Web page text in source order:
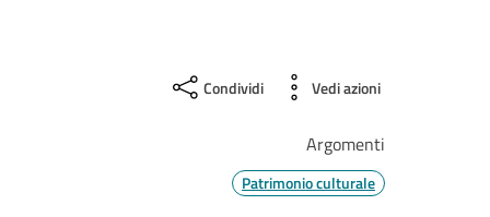
Condividi Vedi azioni
Argomenti
Patrimonio culturale